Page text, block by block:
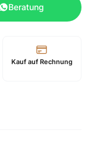
Beratung
Kauf auf Rechnung